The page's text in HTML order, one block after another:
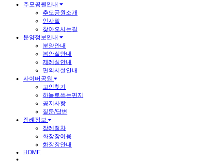
추모공원안내
추모공원소개
인사말
찾아오시는길
분양정보안내
분양안내
봉안실안내
제례실안내
편의시설안내
사이버공원
고인찾기
하늘로쓰는편지
공지사항
질문/답변
장례정보
장례절차
화장장이용
화장장안내
HOME